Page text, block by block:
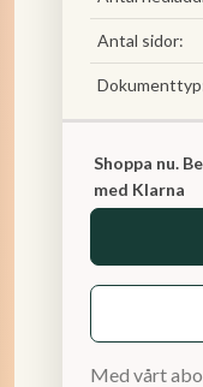
Antal sidor:
Shoppa nu.
med Klarna
Med vårt